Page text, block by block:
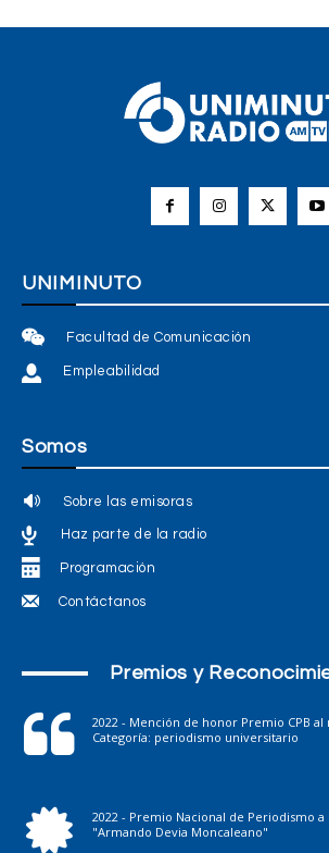
UNIMINUTO
Facultad de Comunicación
Empleabilidad
Somos
Sobre las emisoras
Haz parte de la radio
Programación
Contáctanos
Premios y
2022 - Mención de honor Premio CPB
Categoría: periodismo universitario
2022 - Premio Nacional de Periodismo
"Armando Devia Moncaleano"